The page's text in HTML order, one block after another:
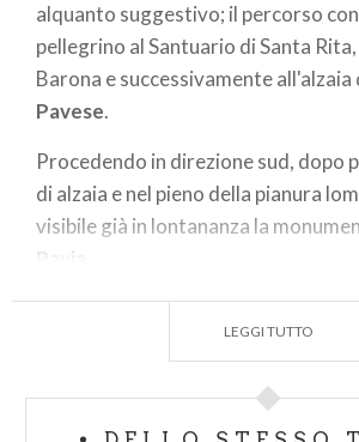
alquanto suggestivo; il percorso
pellegrino al Santuario di Santa
Barona e successivamente all'alzaia
Pavese.
Procedendo in direzione sud, dopo
di alzaia e nel pieno della pianura
visibile già in lontananza la
Pavia
GIORNO 25 DEL CAMMINO DI
Informazioni tecniche
Punto di partenza: Milano,
LEGGI TUTTO